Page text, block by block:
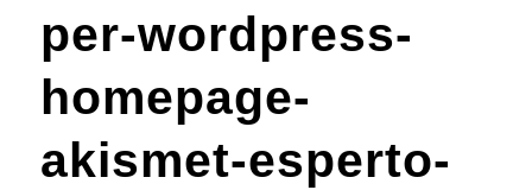
per-wordpress-
homepage-
akismet-esperto-